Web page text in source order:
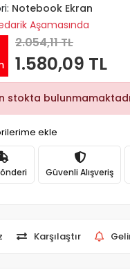
Notebook Ekran
Aşamasında
2.054,11 TL
1.580,09 TL
stokta
ekle
Güvenli Alışveriş
Karşılaştır